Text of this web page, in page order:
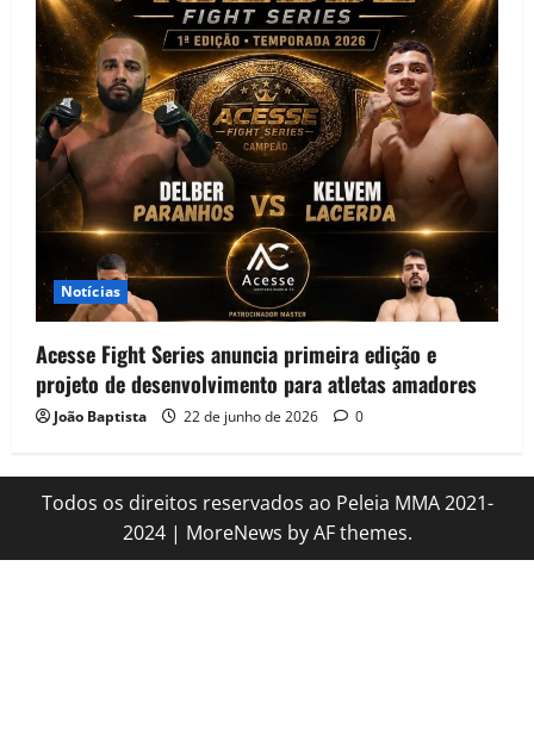
Notícias
Acesse Fight Series anuncia primeira edição e
projeto de desenvolvimento para atletas amadores
João Baptista 22 de junho de 2026 0
Todos os direitos reservados ao Peleia MMA 2021-
2024 | MoreNews by AF themes.